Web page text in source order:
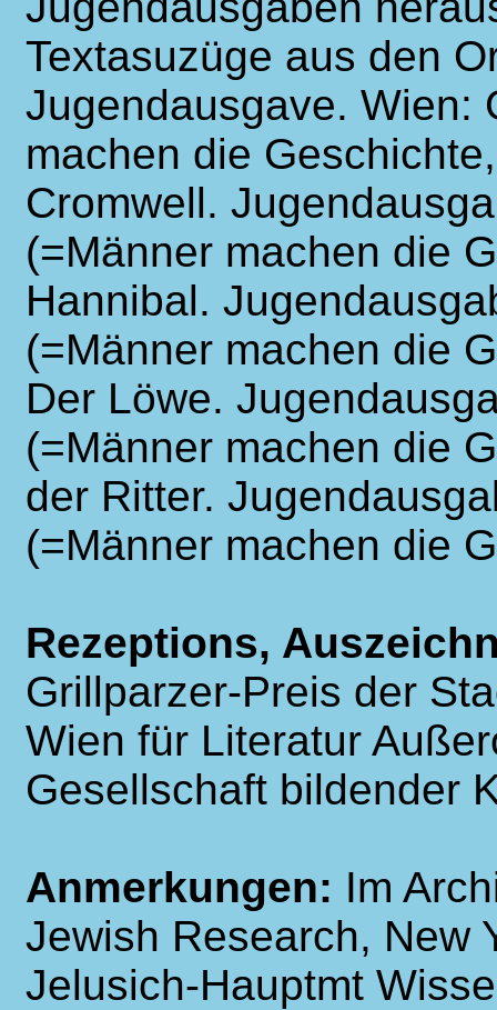
Textasuzüge aus den
Jugendausgave. Wien:
machen die
Cromwell.
(=Männer machen die
Hannibal.
(=Männer machen die
Der Löwe.
(=Männer machen die
der Ritter.
(=Männer machen die
Rezeptions,
Grillparzer-Preis der
Wien für Literatur
Gesellschaft bildender
Anmerkungen: Im
Jewish Research, New
Jelusich-Hauptmt